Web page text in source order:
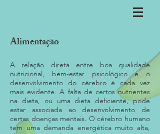
Alimentação
A relação direta entre boa qualidade
nutricional, bem-estar psicológico e o
desenvolvimento do cérebro é cada vez
mais evidente. A falta de certos nutrientes
na dieta, ou uma dieta deficiente, pode
estar associada ao desenvolvimento de
certas doenças mentais. O cérebro humano
tem uma demanda energética muito alta,